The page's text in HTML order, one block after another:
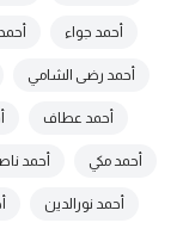
أحمد جواء
أحمد رضى الشامي
أحمد عطاف
أحمد مكي أحمد
أحمد نورالدين